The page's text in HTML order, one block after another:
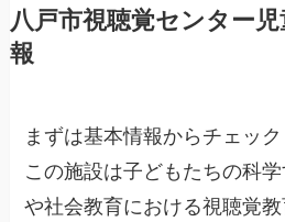
八戸市視聴覚センター
報
まずは基本情報からチェック
この施設は子どもたちの科
や社会教育における視聴覚